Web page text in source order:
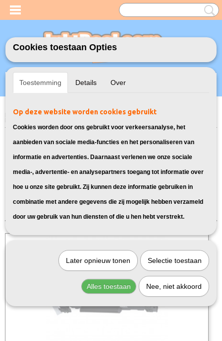
Inloggen Registreren
UW WINKELWAGEN
Home>Toners>83A Toner cartridge voor HP> Toner voor HP Laserjet
Toners geschikt voor de HP Laserjet
Pro MFP M127FW:
Cookies toestaan Opties
Toestemming Details Over
Op deze website worden cookies gebruikt
Cookies worden door ons gebruikt voor verkeersanalyse, het
aanbieden van sociale media-functies en het personaliseren van
informatie en advertenties. Daarnaast verlenen we onze sociale
media-, advertentie- en analysepartners toegang tot informatie over
hoe u onze site gebruikt. Zij kunnen deze informatie gebruiken in
combinatie met andere gegevens die zij mogelijk hebben verzameld
door uw gebruik van hun diensten of die u hen hebt verstrekt.
Later opnieuw tonen Selectie toestaan
Alles toestaan Nee, niet akkoord